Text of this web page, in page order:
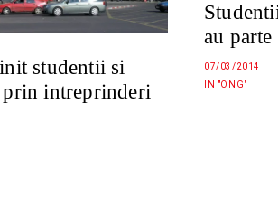
studentii si
prin intreprinderi
au
07/03/2014
IN "ONG"